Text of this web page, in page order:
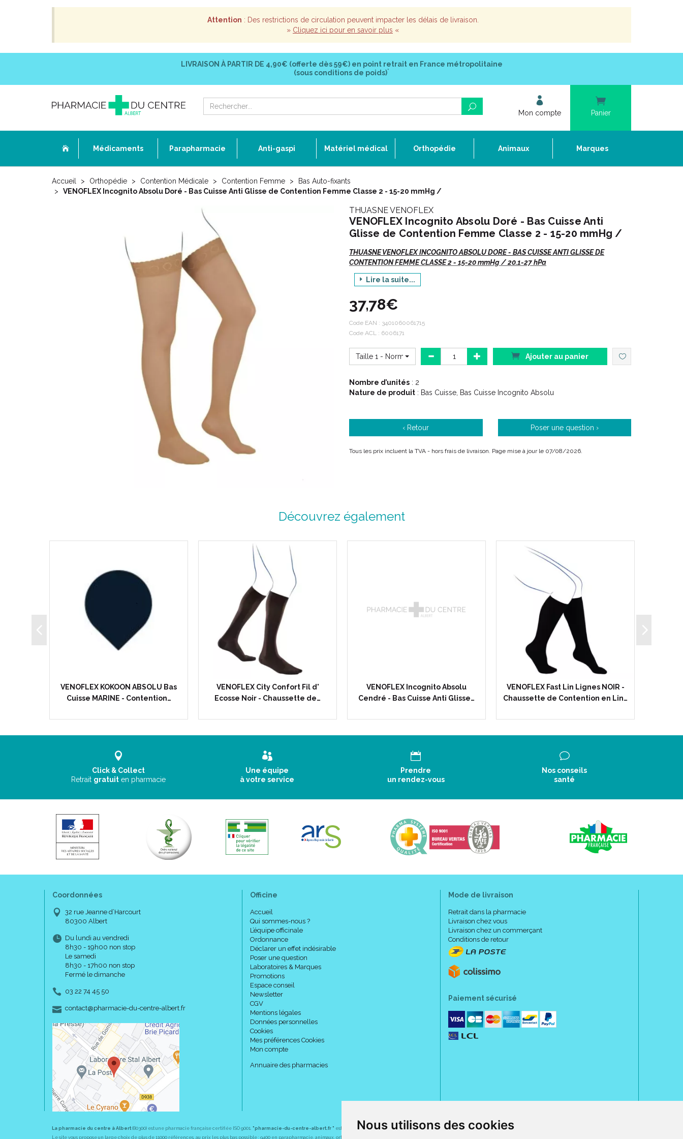
Nous utilisons des cookies
Attention : Des restrictions de circulation peuvent impacter les délais de livraison.
» Cliquez ici pour en savoir plus «
LIVRAISON À PARTIR DE 4,90€ (offerte dès 59€) en point retrait en France métropolitaine
(sous conditions de poids)*
Mon compte Panier
Médicaments Parapharmacie Anti-gaspi Matériel médical Orthopédie Animaux Marques
Accueil Orthopédie Contention Médicale Contention Femme
Bas Auto-fixants
VENOFLEX Incognito Absolu Doré - Bas Cuisse Anti Glisse de Contention Femme Classe 2 - 15-20 mmHg /
THUASNE VENOFLEX
VENOFLEX Incognito Absolu Doré - Bas Cuisse Anti
Glisse de Contention Femme Classe 2 - 15-20 mmHg /
THUASNE VENOFLEX INCOGNITO ABSOLU DORE - BAS CUISSE ANTI GLISSE DE
CONTENTION FEMME CLASSE 2 - 15-20 mmHg / 20.1-27 hPa
Venoflex Incognito® Absolu Doré
Si vous commandez, n' oubliez pas de préciser :
Votre TAILLE.
La hauteur ou le code
L' offre Venoflex la plus transparente.
Talon et pointe de pied renforcés.
Jonction antiglisse / maille de la cuisse renforcée : zone indémaillable en pointe
Couleur :
2 hauteurs (normal et long).
Lire la suite...
37,78€
Code EAN : 3401060061715
Code ACL : 6006171
Taille 1 - Normal Ajouter au panier
Nombre d’unités : 2
Nature de produit : Bas Cuisse, Bas Cuisse Incognito Absolu
‹ Retour Poser une question ›
Tous les prix incluent la TVA - hors frais de livraison. Page mise à jour le 07/08/2026.
Découvrez également
VENOFLEX KOKOON ABSOLU Bas
Cuisse MARINE - Contention…
VENOFLEX City Confort Fil d'
Ecosse Noir - Chaussette de…
VENOFLEX Incognito Absolu
Cendré - Bas Cuisse Anti Glisse…
VENOFLEX Fast Lin Lignes NOIR -
Chaussette de Contention en Lin…
Click & Collect
Retrait gratuit en pharmacie
Une équipe
à votre service
Prendre
un rendez-vous
Nos conseils
santé
Coordonnées
32 rue Jeanne d’Harcourt
80300 Albert
Du lundi au vendredi
8h30 - 19h00 non stop
Le samedi
8h30 - 17h00 non stop
Fermé le dimanche
03 22 74 45 50
contact-
@-
pharmacie-du-centre-albert.fr
Officine
Accueil
Qui sommes-nous ?
L’équipe officinale
Ordonnance
Déclarer un effet indésirable
Poser une question
Laboratoires & Marques
Promotions
Espace conseil
Newsletter
CGV
Mentions légales
Données personnelles
Cookies
Mes préférences Cookies
Mon compte
Annuaire des pharmacies
Mode de livraison
Retrait dans la pharmacie
Livraison chez vous
Livraison chez un commerçant
Conditions de retour
Paiement sécurisé
La pharmacie du centre à Albert(80300) est une pharmacie française certifiée ISO 9001. "pharmacie-du-centre-albert.fr " est le site internet de la pharmacie du centre
, 32 rue Jeanne d' Harcourt, 80300 Albert.
Le site vous propose un large choix de plus de 11000 références, au prix les plus bas possible : 9400 en parapharmacie, animaux, orthopédie, matériel médical. 1700 en médicaments sans ordonnance.